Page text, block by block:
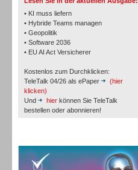
• KI muss liefern
• Hybride Teams managen
• Geopolitik
• Software 2036
• EU AI Act Versicherer
Kostenlos zum Durchklicken:
TeleTalk 04/26 als ePaper
(hier
klicken)
Und
hier können Sie TeleTalk
bestellen oder abonnieren!
Workforce-Management